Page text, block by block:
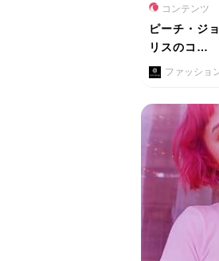
コンテンツ
ピーチ・ジ
リスのコ…
ファッショ